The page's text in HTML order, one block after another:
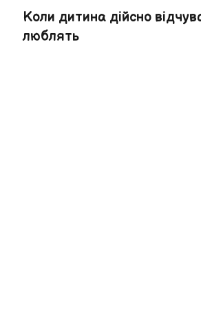
Коли дитина дійсно
люблять